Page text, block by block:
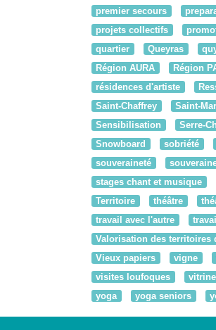
premier secours
projets collectifs
quartier
Queyras
Région AURA
Région
résidences d'artiste
Saint-Chaffrey
Saint-
Sensibilisation
Serre-
Snowboard
sobriété
souveraineté
stages chant et musique
Territoire
théâtre
travail avec l'autre
Valorisation des territoires
Vieux papiers
vigne
visites loufoques
vitrine
yoga
yoga seniors